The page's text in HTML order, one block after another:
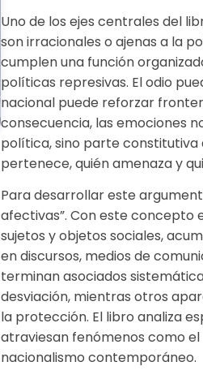
Uno de los ejes centrales del
son irracionales o ajenas a la
cumplen una función
políticas represivas. El odio
nacional puede reforzar
consecuencia, las emociones
política, sino parte constitutiva
pertenece, quién amenaza y
Para desarrollar este
afectivas”. Con este concepto
sujetos y objetos sociales,
en discursos, medios de
terminan asociados
desviación, mientras otros
la protección. El libro analiza
atraviesan fenómenos como el
nacionalismo contemporáneo.